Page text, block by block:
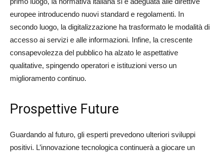
europee introducendo nuovi standard e regolamenti. In
secondo luogo, la digitalizzazione ha trasformato le modalità di
accesso ai servizi e alle informazioni. Infine, la crescente
consapevolezza del pubblico ha alzato le aspettative
qualitative, spingendo operatori e istituzioni verso un
miglioramento continuo.
Prospettive Future
Guardando al futuro, gli esperti prevedono ulteriori sviluppi
positivi. L’innovazione tecnologica continuerà a giocare un